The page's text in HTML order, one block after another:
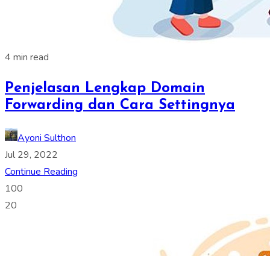
4 min read
Penjelasan Lengkap Domain
Forwarding dan Cara Settingnya
Ayoni Sulthon
Jul 29, 2022
Continue Reading
100
20